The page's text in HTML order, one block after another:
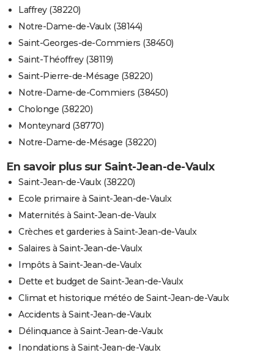
Laffrey (38220)
Notre-Dame-de-Vaulx (38144)
Saint-Georges-de-Commiers (38450)
Saint-Théoffrey (38119)
Saint-Pierre-de-Mésage (38220)
Notre-Dame-de-Commiers (38450)
Cholonge (38220)
Monteynard (38770)
Notre-Dame-de-Mésage (38220)
En savoir plus sur Saint-Jean-de-Vaulx
Saint-Jean-de-Vaulx (38220)
Ecole primaire à Saint-Jean-de-Vaulx
Maternités à Saint-Jean-de-Vaulx
Crèches et garderies à Saint-Jean-de-Vaulx
Salaires à Saint-Jean-de-Vaulx
Impôts à Saint-Jean-de-Vaulx
Dette et budget de Saint-Jean-de-Vaulx
Climat et historique météo de Saint-Jean-de-Vaulx
Accidents à Saint-Jean-de-Vaulx
Délinquance à Saint-Jean-de-Vaulx
Inondations à Saint-Jean-de-Vaulx